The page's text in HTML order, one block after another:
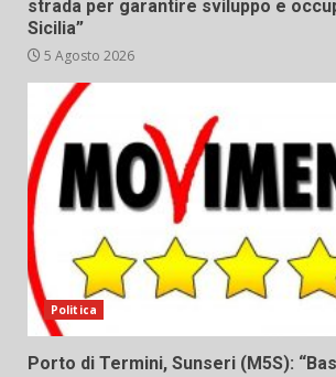
strada per garantire sviluppo e
Sicilia”
5 Agosto 2026
Politica
Porto di Termini, Sunseri (M5S):